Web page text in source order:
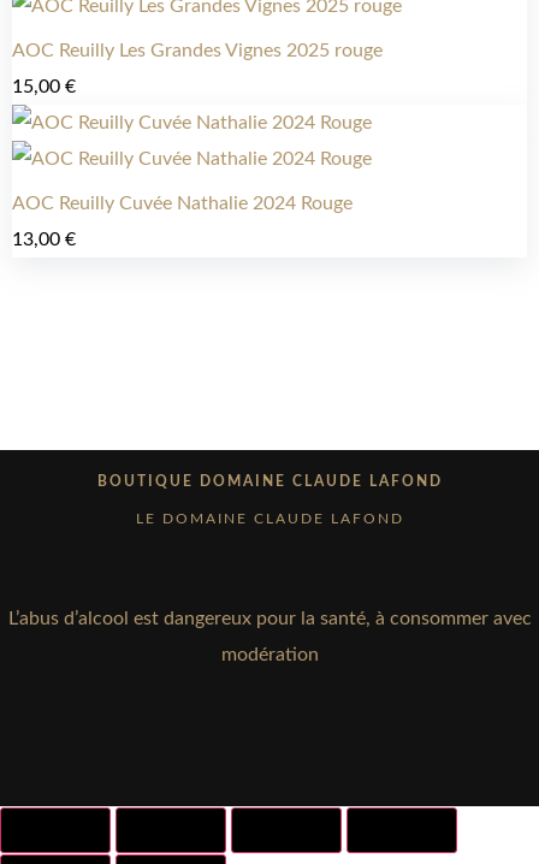
AOC Reuilly Les Grandes Vignes 2025 rouge
15,00 €
AOC Reuilly Cuvée Nathalie 2024 Rouge
13,00 €
BOUTIQUE DOMAINE CLAUDE LAFOND
LE DOMAINE CLAUDE LAFOND
L’abus d’alcool est dangereux pour la santé, à consommer avec
modération